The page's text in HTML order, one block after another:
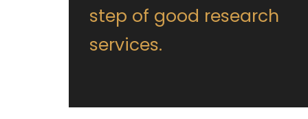
step of good research
services.